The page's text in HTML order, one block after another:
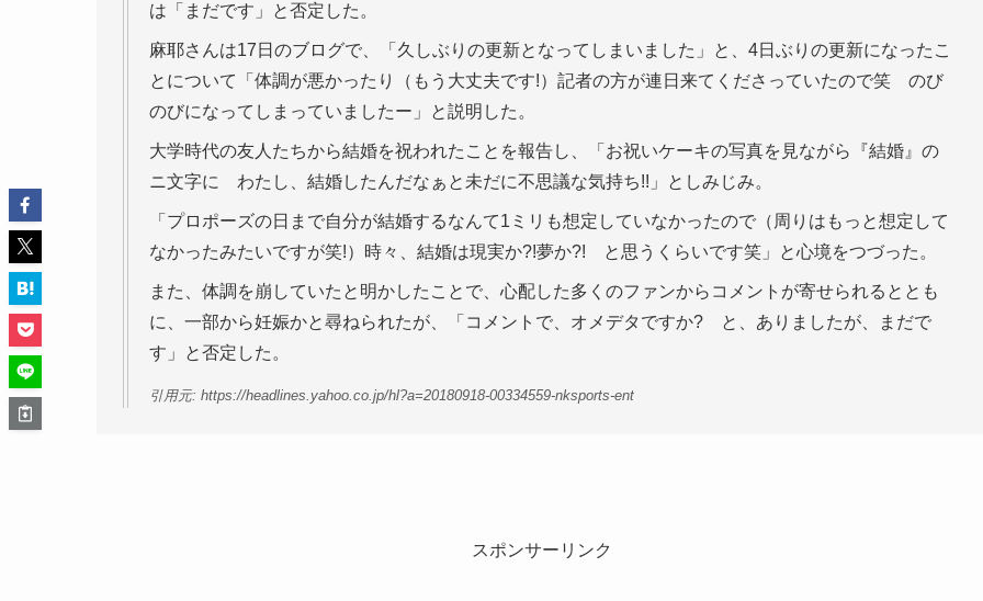
は「まだです」と否定した。
麻耶さんは17日のブログで、「久しぶりの更新となってしまいました」と、4日ぶりの更新になったこ
とについて「体調が悪かったり（もう大丈夫です!）記者の方が連日来てくださっていたので笑 のび
のびになってしまっていましたー」と説明した。
大学時代の友人たちから結婚を祝われたことを報告し、「お祝いケーキの写真を見ながら『結婚』の
ニ文字に わたし、結婚したんだなぁと未だに不思議な気持ち!!」としみじみ。
「プロポーズの日まで自分が結婚するなんて1ミリも想定していなかったので（周りはもっと想定して
なかったみたいですが笑!）時々、結婚は現実か?!夢か?! と思うくらいです笑」と心境をつづった。
また、体調を崩していたと明かしたことで、心配した多くのファンからコメントが寄せられるととも
に、一部から妊娠かと尋ねられたが、「コメントで、オメデタですか? と、ありましたが、まだで
す」と否定した。
引用元: https://headlines.yahoo.co.jp/hl?a=20180918-00334559-nksports-ent
スポンサーリンク